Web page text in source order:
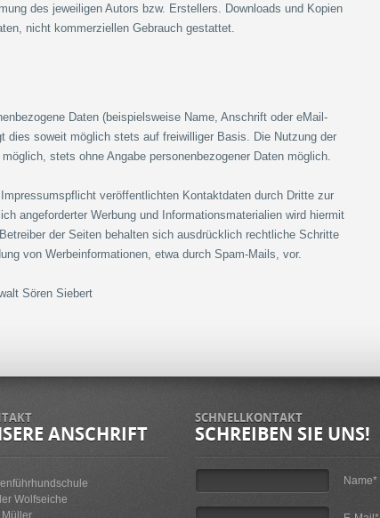
des jeweiligen Autors bzw. Erstellers. Downloads und Kopien
nicht kommerziellen Gebrauch gestattet.
Daten (beispielsweise Name, Anschrift oder eMail-
dies soweit möglich stets auf freiwilliger Basis. Die Nutzung der
stets ohne Angabe personenbezogener Daten möglich.
veröffentlichten Kontaktdaten durch Dritte zur
angeforderter Werbung und Informationsmaterialien wird hiermit
der Seiten behalten sich ausdrücklich rechtliche Schritte
von Werbeinformationen, etwa durch Spam-Mails, vor.
Sören Siebert
ANSCHRIFT
Wolfseiche
Müller
SCHNELLKONTAKT
SCHREIBEN SIE UNS!
Name*